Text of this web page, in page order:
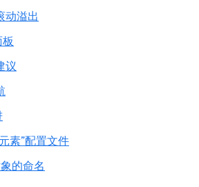
动溢出
板
议
素”配置文件
的命名